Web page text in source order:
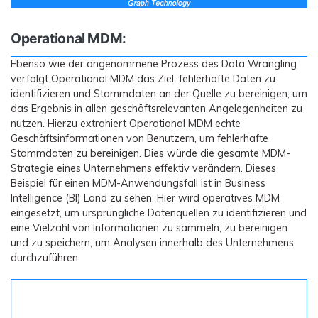
Operational MDM:
Ebenso wie der angenommene Prozess des Data Wrangling
verfolgt Operational MDM das Ziel, fehlerhafte Daten zu
identifizieren und Stammdaten an der Quelle zu bereinigen, um
das Ergebnis in allen geschäftsrelevanten Angelegenheiten zu
nutzen. Hierzu extrahiert Operational MDM echte
Geschäftsinformationen von Benutzern, um fehlerhafte
Stammdaten zu bereinigen. Dies würde die gesamte MDM-
Strategie eines Unternehmens effektiv verändern. Dieses
Beispiel für einen MDM-Anwendungsfall ist in Business
Intelligence (BI) Land zu sehen. Hier wird operatives MDM
eingesetzt, um ursprüngliche Datenquellen zu identifizieren und
eine Vielzahl von Informationen zu sammeln, zu bereinigen
und zu speichern, um Analysen innerhalb des Unternehmens
durchzuführen.